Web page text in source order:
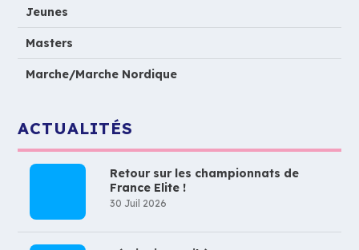
Jeunes
Masters
Marche/Marche Nordique
ACTUALITÉS
Retour sur les championnats de
France Elite !
30 Juil 2026